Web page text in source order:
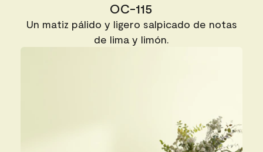
OC-115
Un matiz pálido y ligero salpicado de notas
de lima y limón.